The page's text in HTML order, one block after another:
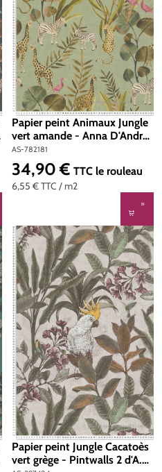
Papier peint Animaux Jungle
vert amande - Anna D'Andrea
d'A.S. Création | Réf. AS-
782181
AS-782181
6,55 €TTC / m2
Prix régulier :
34,90 € TTC le rouleau
Papier peint Jungle Cacatoès
vert grège - Pintwalls 2 d'A.S.